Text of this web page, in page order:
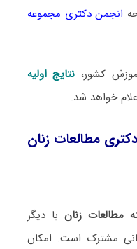
انجمن دکتری مجموعه
کشور، نتایج اولیه
مطالعات زنان
مطالعات زنان با دیگر
مشترک است. امکان